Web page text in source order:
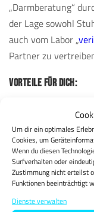
Um dir ein optimales
Cookies, um
Wenn du diesen
Surfverhalten oder
Zustimmung nicht erteilst
Funktionen beeinträchtigt
Dienste verwalten
„Darmberatung“
der Lage sowohl
auch vom Labor „
Partner zu
VORTEILE FÜR DICH:
Diagnostik und
Wirkungsvolle
Vorgehen statt
Ganzheitlicher
Innovatives